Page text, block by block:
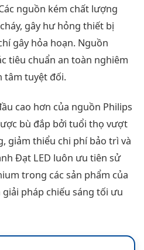
nguồn kém chất lượng
gây hư hỏng thiết bị
gây hỏa hoạn. Nguồn
tiêu chuẩn an toàn nghiêm
tâm tuyệt đối.
cao hơn của nguồn Philips
bù đắp bởi tuổi thọ vượt
giảm thiểu chi phí bảo trì và
Đạt LED luôn ưu tiên sử
trong các sản phẩm của
pháp chiếu sáng tối ưu